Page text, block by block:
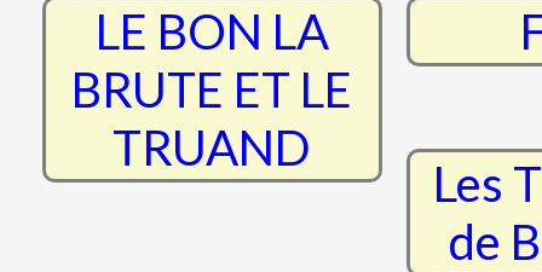
LE BON LA
BRUTE ET LE
TRUAND
Les
de